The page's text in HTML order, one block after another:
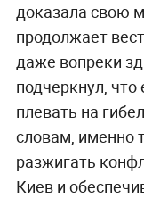
доказала свою
продолжает
даже вопреки
подчеркнул,
плевать на
словам, именно
разжигать
Киев и